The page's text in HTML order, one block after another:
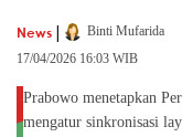
News |
Binti Mufarida
17/04/2026 16:03 WIB
Prabowo menetapkan
mengatur sinkronisasi